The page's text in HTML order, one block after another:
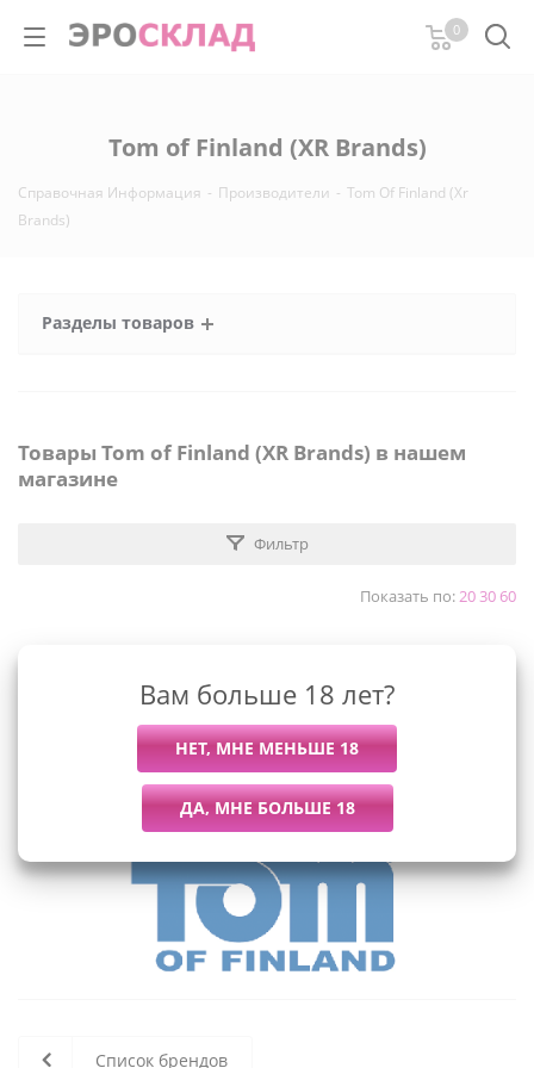
0
Tom of Finland (XR Brands)
Справочная Информация - Производители - Tom Of Finland (Xr
Brands)
Разделы товаров
Товары Tom of Finland (XR Brands) в нашем
магазине
Фильтр
Показать по:203060
К сожалению, раздел пуст
В данный момент нет активных
товаров
Список брендов
Вам больше 18 лет?